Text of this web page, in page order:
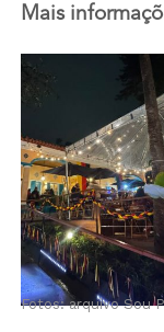
Mais
Fotos: arquivo Sou